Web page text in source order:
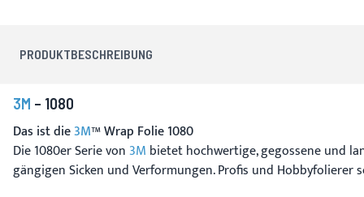
PRODUKTBESCHREIBUNG
3M – 1080
Das ist die3M™ Wrap Folie 1080
Die 1080er Serie von3M bietet hochwertige, gegossene und
gängigen Sicken und Verformungen. Profis und